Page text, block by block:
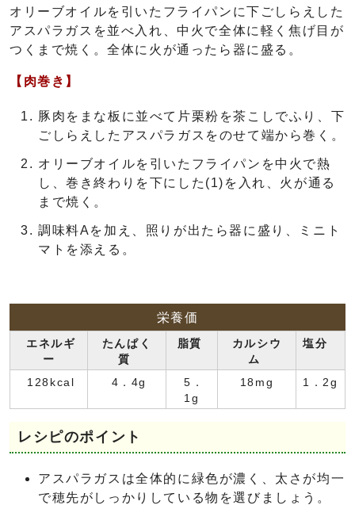
オリーブオイルを引いたフライパンに下ごしらえした
アスパラガスを並べ入れ、中火で全体に軽く焦げ目が
つくまで焼く。全体に火が通ったら器に盛る。
【肉巻き】
豚肉をまな板に並べて片栗粉を茶こしでふり、下
ごしらえしたアスパラガスをのせて端から巻く。
オリーブオイルを引いたフライパンを中火で熱
し、巻き終わりを下にした(1)を入れ、火が通る
まで焼く。
調味料Aを加え、照りが出たら器に盛り、ミニト
マトを添える。
栄養価
エネルギ
ー
たんぱく
質
脂質
カルシウ
ム
塩分
128kcal 4．4g
5．
1g
18mg 1．2g
レシピのポイント
アスパラガスは全体的に緑色が濃く、太さが均一
で穂先がしっかりしている物を選びましょう。